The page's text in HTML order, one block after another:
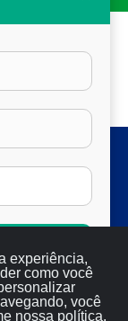
experiência,
como você
você
nossa política.